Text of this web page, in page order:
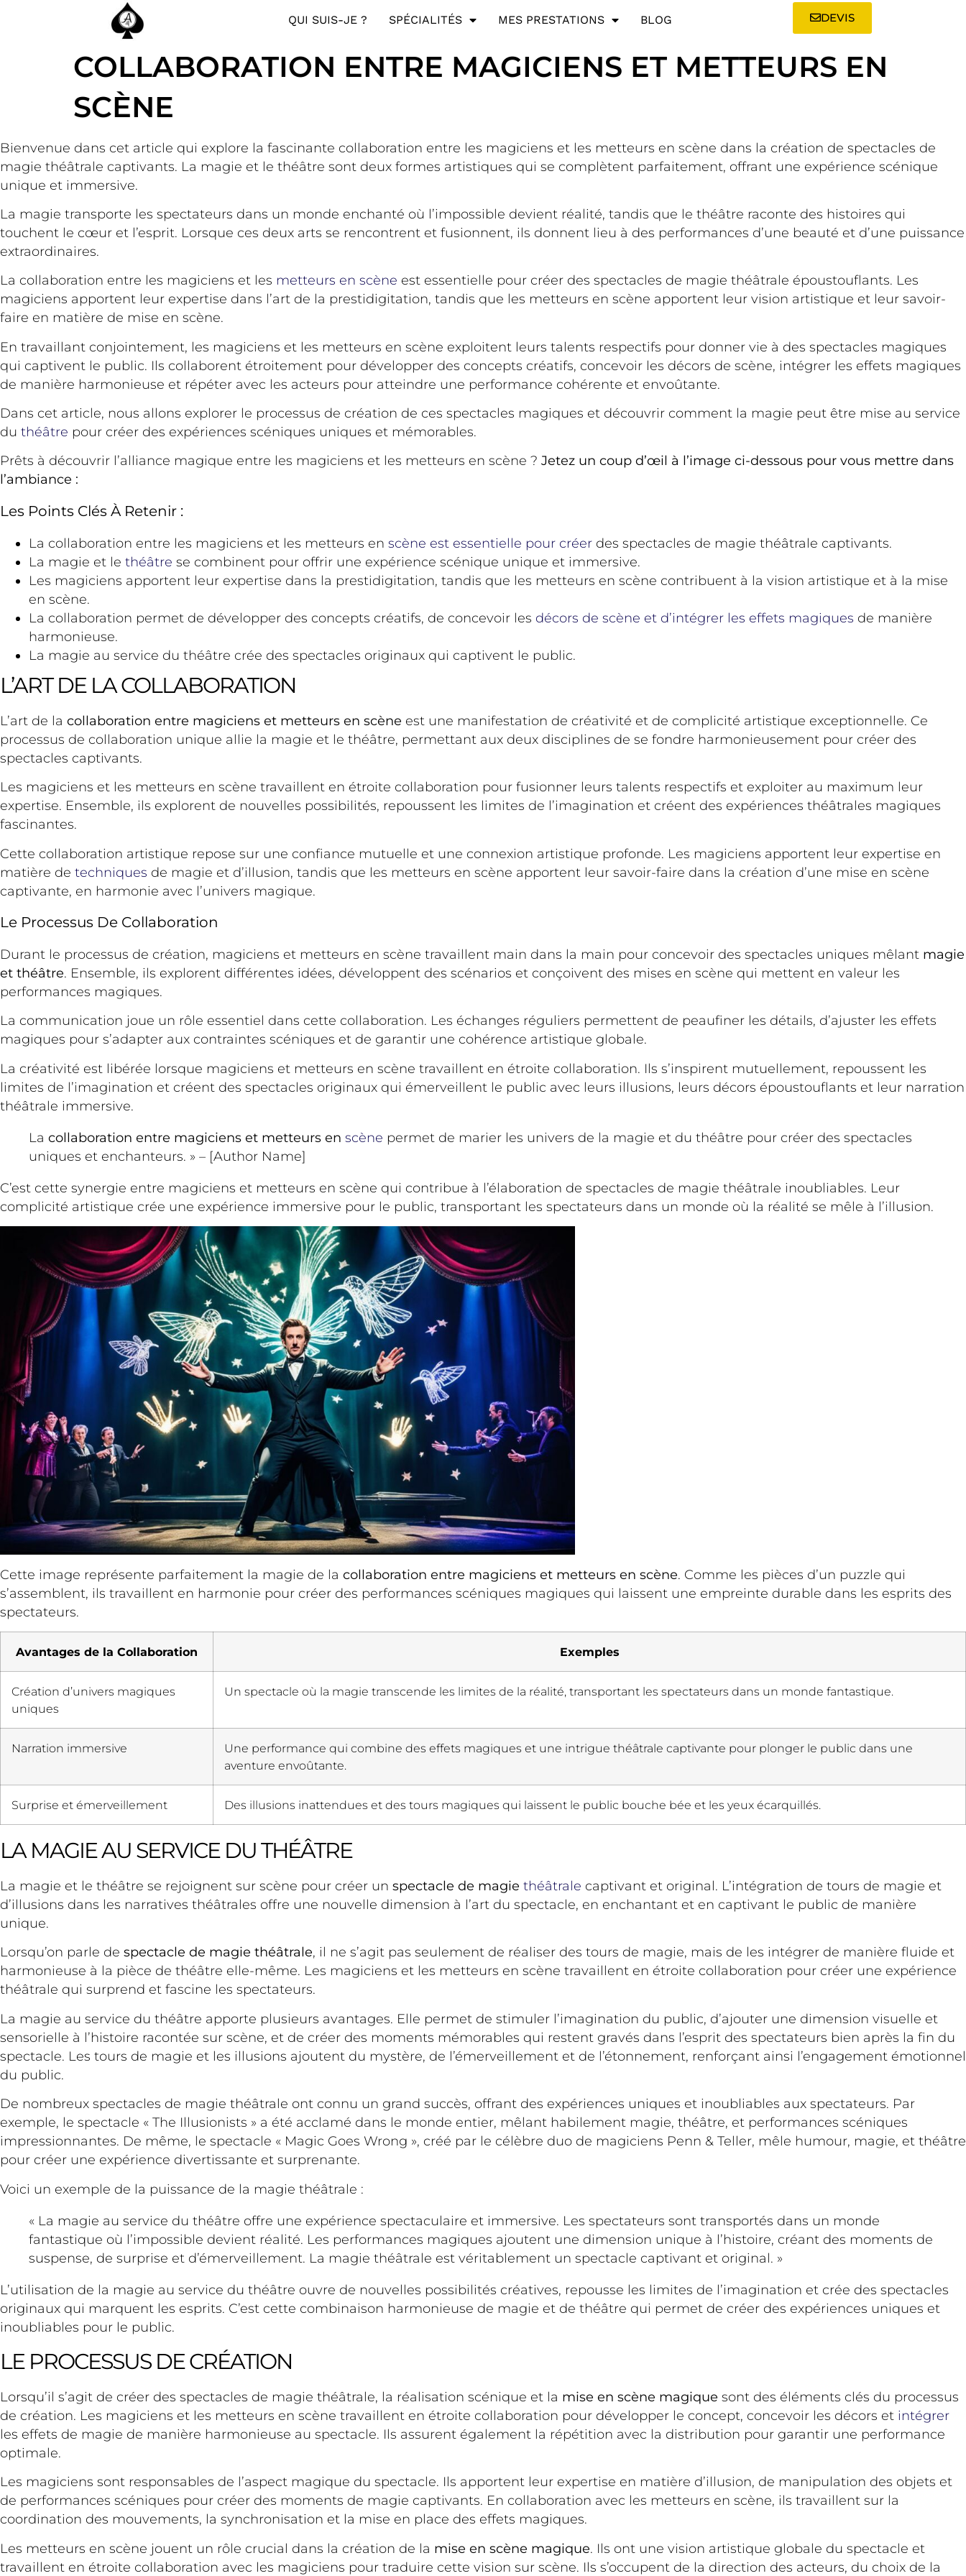
QUI SUIS-JE ? SPÉCIALITÉS MES PRESTATIONS BLOG DEVIS
COLLABORATION ENTRE MAGICIENS ET METTEURS EN
SCÈNE
Bienvenue dans cet article qui explore la fascinante collaboration entre les magiciens et les metteurs en scène dans la création de spectacles de
magie théâtrale captivants. La magie et le théâtre sont deux formes artistiques qui se complètent parfaitement, offrant une expérience scénique
unique et immersive.
La magie transporte les spectateurs dans un monde enchanté où l’impossible devient réalité, tandis que le théâtre raconte des histoires qui
touchent le cœur et l’esprit. Lorsque ces deux arts se rencontrent et fusionnent, ils donnent lieu à des performances d’une beauté et d’une puissance
extraordinaires.
La collaboration entre les magiciens et les metteurs en scène est essentielle pour créer des spectacles de magie théâtrale époustouflants. Les
magiciens apportent leur expertise dans l’art de la prestidigitation, tandis que les metteurs en scène apportent leur vision artistique et leur savoir-
faire en matière de mise en scène.
En travaillant conjointement, les magiciens et les metteurs en scène exploitent leurs talents respectifs pour donner vie à des spectacles magiques
qui captivent le public. Ils collaborent étroitement pour développer des concepts créatifs, concevoir les décors de scène, intégrer les effets magiques
de manière harmonieuse et répéter avec les acteurs pour atteindre une performance cohérente et envoûtante.
Dans cet article, nous allons explorer le processus de création de ces spectacles magiques et découvrir comment la magie peut être mise au service
du théâtre pour créer des expériences scéniques uniques et mémorables.
Prêts à découvrir l’alliance magique entre les magiciens et les metteurs en scène ? Jetez un coup d’œil à l’image ci-dessous pour vous mettre dans
l’ambiance :
Les Points Clés À Retenir :
La collaboration entre les magiciens et les metteurs en scène est essentielle pour créer des spectacles de magie théâtrale captivants.
La magie et le théâtre se combinent pour offrir une expérience scénique unique et immersive.
Les magiciens apportent leur expertise dans la prestidigitation, tandis que les metteurs en scène contribuent à la vision artistique et à la mise
en scène.
La collaboration permet de développer des concepts créatifs, de concevoir les décors de scène et d’intégrer les effets magiques de manière
harmonieuse.
La magie au service du théâtre crée des spectacles originaux qui captivent le public.
L’ART DE LA COLLABORATION
L’art de la collaboration entre magiciens et metteurs en scène est une manifestation de créativité et de complicité artistique exceptionnelle. Ce
processus de collaboration unique allie la magie et le théâtre, permettant aux deux disciplines de se fondre harmonieusement pour créer des
spectacles captivants.
Les magiciens et les metteurs en scène travaillent en étroite collaboration pour fusionner leurs talents respectifs et exploiter au maximum leur
expertise. Ensemble, ils explorent de nouvelles possibilités, repoussent les limites de l’imagination et créent des expériences théâtrales magiques
fascinantes.
Cette collaboration artistique repose sur une confiance mutuelle et une connexion artistique profonde. Les magiciens apportent leur expertise en
matière de techniques de magie et d’illusion, tandis que les metteurs en scène apportent leur savoir-faire dans la création d’une mise en scène
captivante, en harmonie avec l’univers magique.
Le Processus De Collaboration
Durant le processus de création, magiciens et metteurs en scène travaillent main dans la main pour concevoir des spectacles uniques mêlant magie
et théâtre. Ensemble, ils explorent différentes idées, développent des scénarios et conçoivent des mises en scène qui mettent en valeur les
performances magiques.
La communication joue un rôle essentiel dans cette collaboration. Les échanges réguliers permettent de peaufiner les détails, d’ajuster les effets
magiques pour s’adapter aux contraintes scéniques et de garantir une cohérence artistique globale.
La créativité est libérée lorsque magiciens et metteurs en scène travaillent en étroite collaboration. Ils s’inspirent mutuellement, repoussent les
limites de l’imagination et créent des spectacles originaux qui émerveillent le public avec leurs illusions, leurs décors époustouflants et leur narration
théâtrale immersive.
La collaboration entre magiciens et metteurs en scène permet de marier les univers de la magie et du théâtre pour créer des spectacles
uniques et enchanteurs. » – [Author Name]
C’est cette synergie entre magiciens et metteurs en scène qui contribue à l’élaboration de spectacles de magie théâtrale inoubliables. Leur
complicité artistique crée une expérience immersive pour le public, transportant les spectateurs dans un monde où la réalité se mêle à l’illusion.
Cette image représente parfaitement la magie de la collaboration entre magiciens et metteurs en scène. Comme les pièces d’un puzzle qui
s’assemblent, ils travaillent en harmonie pour créer des performances scéniques magiques qui laissent une empreinte durable dans les esprits des
spectateurs.
Avantages de la Collaboration Exemples
Création d’univers magiques
uniques
Un spectacle où la magie transcende les limites de la réalité, transportant les spectateurs dans un monde fantastique.
Narration immersive
Une performance qui combine des effets magiques et une intrigue théâtrale captivante pour plonger le public dans une
aventure envoûtante.
Surprise et émerveillement Des illusions inattendues et des tours magiques qui laissent le public bouche bée et les yeux écarquillés.
LA MAGIE AU SERVICE DU THÉÂTRE
La magie et le théâtre se rejoignent sur scène pour créer un spectacle de magie théâtrale captivant et original. L’intégration de tours de magie et
d’illusions dans les narratives théâtrales offre une nouvelle dimension à l’art du spectacle, en enchantant et en captivant le public de manière
unique.
Lorsqu’on parle de spectacle de magie théâtrale, il ne s’agit pas seulement de réaliser des tours de magie, mais de les intégrer de manière fluide et
harmonieuse à la pièce de théâtre elle-même. Les magiciens et les metteurs en scène travaillent en étroite collaboration pour créer une expérience
théâtrale qui surprend et fascine les spectateurs.
La magie au service du théâtre apporte plusieurs avantages. Elle permet de stimuler l’imagination du public, d’ajouter une dimension visuelle et
sensorielle à l’histoire racontée sur scène, et de créer des moments mémorables qui restent gravés dans l’esprit des spectateurs bien après la fin du
spectacle. Les tours de magie et les illusions ajoutent du mystère, de l’émerveillement et de l’étonnement, renforçant ainsi l’engagement émotionnel
du public.
De nombreux spectacles de magie théâtrale ont connu un grand succès, offrant des expériences uniques et inoubliables aux spectateurs. Par
exemple, le spectacle « The Illusionists » a été acclamé dans le monde entier, mêlant habilement magie, théâtre, et performances scéniques
impressionnantes. De même, le spectacle « Magic Goes Wrong », créé par le célèbre duo de magiciens Penn & Teller, mêle humour, magie, et théâtre
pour créer une expérience divertissante et surprenante.
Voici un exemple de la puissance de la magie théâtrale :
« La magie au service du théâtre offre une expérience spectaculaire et immersive. Les spectateurs sont transportés dans un monde
fantastique où l’impossible devient réalité. Les performances magiques ajoutent une dimension unique à l’histoire, créant des moments de
suspense, de surprise et d’émerveillement. La magie théâtrale est véritablement un spectacle captivant et original. »
L’utilisation de la magie au service du théâtre ouvre de nouvelles possibilités créatives, repousse les limites de l’imagination et crée des spectacles
originaux qui marquent les esprits. C’est cette combinaison harmonieuse de magie et de théâtre qui permet de créer des expériences uniques et
inoubliables pour le public.
LE PROCESSUS DE CRÉATION
Lorsqu’il s’agit de créer des spectacles de magie théâtrale, la réalisation scénique et la mise en scène magique sont des éléments clés du processus
de création. Les magiciens et les metteurs en scène travaillent en étroite collaboration pour développer le concept, concevoir les décors et intégrer
les effets de magie de manière harmonieuse au spectacle. Ils assurent également la répétition avec la distribution pour garantir une performance
optimale.
Les magiciens sont responsables de l’aspect magique du spectacle. Ils apportent leur expertise en matière d’illusion, de manipulation des objets et
de performances scéniques pour créer des moments de magie captivants. En collaboration avec les metteurs en scène, ils travaillent sur la
coordination des mouvements, la synchronisation et la mise en place des effets magiques.
Les metteurs en scène jouent un rôle crucial dans la création de la mise en scène magique. Ils ont une vision artistique globale du spectacle et
travaillent en étroite collaboration avec les magiciens pour traduire cette vision sur scène. Ils s’occupent de la direction des acteurs, du choix de la